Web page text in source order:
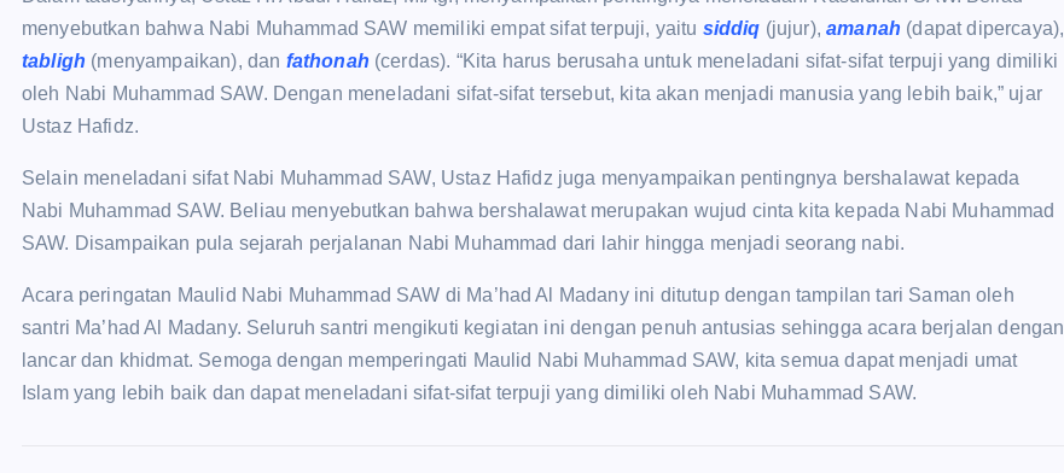
menyebutkan bahwa Nabi Muhammad SAW memiliki empat sifat terpuji, yaitu siddiq (jujur),amanah (dapat dipercaya),
tabligh (menyampaikan), dan fathonah (cerdas). “Kita harus berusaha untuk meneladani sifat-sifat terpuji yang dimiliki
oleh Nabi Muhammad SAW. Dengan meneladani sifat-sifat tersebut, kita akan menjadi manusia yang lebih baik,” ujar
Ustaz Hafidz.
Selain meneladani sifat Nabi Muhammad SAW, Ustaz Hafidz juga menyampaikan pentingnya bershalawat kepada
Nabi Muhammad SAW. Beliau menyebutkan bahwa bershalawat merupakan wujud cinta kita kepada Nabi Muhammad
SAW. Disampaikan pula sejarah perjalanan Nabi Muhammad dari lahir hingga menjadi seorang nabi.
Acara peringatan Maulid Nabi Muhammad SAW di Ma’had Al Madany ini ditutup dengan tampilan tari Saman oleh
santri Ma’had Al Madany. Seluruh santri mengikuti kegiatan ini dengan penuh antusias sehingga acara berjalan dengan
lancar dan khidmat. Semoga dengan memperingati Maulid Nabi Muhammad SAW, kita semua dapat menjadi umat
Islam yang lebih baik dan dapat meneladani sifat-sifat terpuji yang dimiliki oleh Nabi Muhammad SAW.